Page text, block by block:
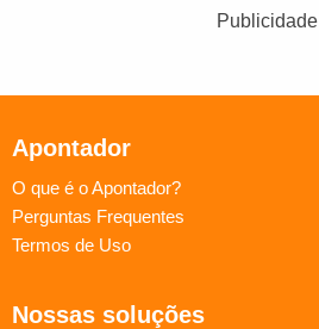
Publicidade
Apontador
O que é o Apontador?
Perguntas Frequentes
Termos de Uso
Nossas soluções